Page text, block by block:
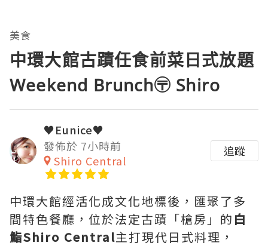
美食
中環大館古蹟任食前菜日式放題
Weekend Brunch〶 Shiro
♥Eunice♥
發佈於 7小時前
Shiro Central
追蹤
中環大館經活化成文化地標後，匯聚了多
間特色餐廳，位於法定古蹟「槍房」的 白
鮨Shiro Central主打現代日式料理，